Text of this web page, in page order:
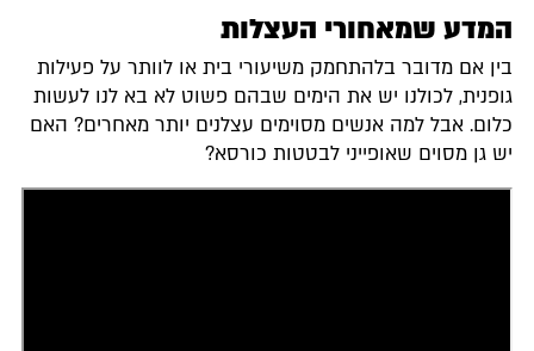
המדע שמאחורי העצלות
בין אם מדובר בלהתחמק משיעורי בית או לוותר על פעילות
גופנית, לכולנו יש את הימים שבהם פשוט לא בא לנו לעשות
כלום. אבל למה אנשים מסוימים עצלנים יותר מאחרים? האם
יש גן מסוים שאופייני לבטטות כורסא?